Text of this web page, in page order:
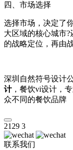
四、市场选择
选择市场，决定了
大区域的核心城市
的战略定位，再由
深圳自然符号设计
计，餐饮vi设计，
众不同的餐饮品牌
2129 3
联系我们